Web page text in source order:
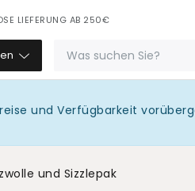
LIEFERUNG AB 250€
und Verfügbarkeit
und Sizzlepak